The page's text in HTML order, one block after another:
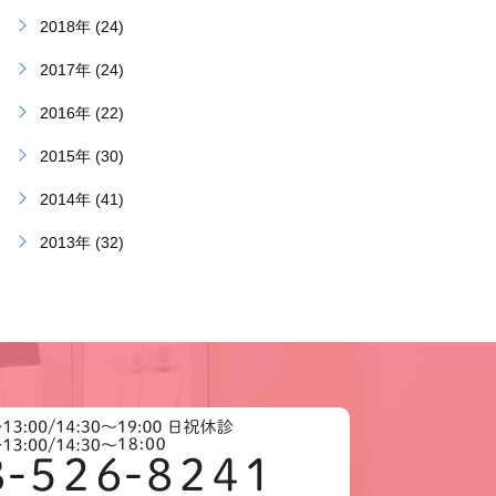
2018年 (24)
2017年 (24)
2016年 (22)
2015年 (30)
2014年 (41)
2013年 (32)